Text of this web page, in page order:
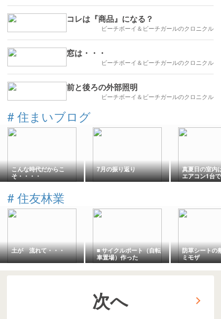
コレは『商品』になる？
ビーチボーイ＆ビーチガールのクロニクル
窓は・・・
ビーチボーイ＆ビーチガールのクロニクル
前と後ろの外部照明
ビーチボーイ＆ビーチガールのクロニクル
# 住まいブログ
こんな時代だからこ
そ・・・・
7月の振り返り 真夏日の室内
エアコン1台
千葉市中央区
# 住友林業
土が 流れて・・・ ■ サイクルポート（自転
車置場）作った
防草シートの
ミモザ
次へ